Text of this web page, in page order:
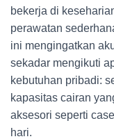
bekerja di
perawatan
ini mengingatkan
sekadar mengikuti
kebutuhan pribadi:
kapasitas cairan
aksesori seperti
hari.